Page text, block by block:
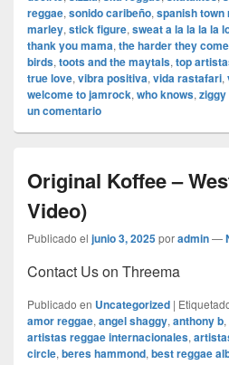
reggae, sonido caribeño, spanish town
marley, stick figure, sweat a la la la la
thank you mama, the harder they come
birds, toots and the maytals, top
true love, vibra positiva, vida rastafari,
welcome to jamrock, who knows,
un comentario
Original Koffee –
Video)
Publicado el junio 3, 2025poradmin—
Contact Us on Threema
Publicado en Uncategorized |
amor reggae, angel shaggy, anthony b,
artistas reggae internacionales,
circle, beres hammond, best reggae